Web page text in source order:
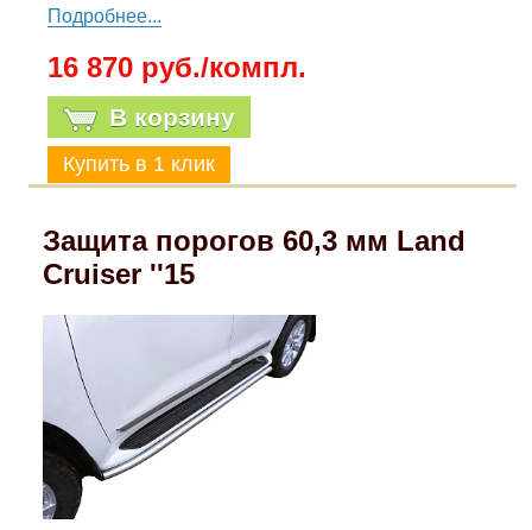
Подробнее...
16 870 руб./компл.
В корзину
Защита порогов 60,3 мм Land
Cruiser ''15